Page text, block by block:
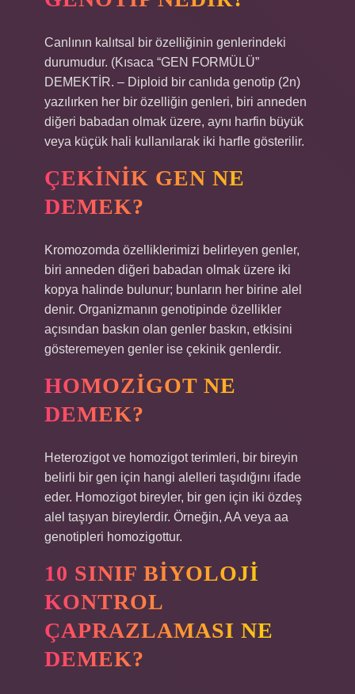
Canlının kalıtsal bir özelliğinin genlerindeki
durumudur. (Kısaca “GEN FORMÜLÜ”
DEMEKTİR. – Diploid bir canlıda genotip (2n)
yazılırken her bir özelliğin genleri, biri anneden
diğeri babadan olmak üzere, aynı harfin büyük
veya küçük hali kullanılarak iki harfle gösterilir.
ÇEKINIK GEN NE
DEMEK?
Kromozomda özelliklerimizi belirleyen genler,
biri anneden diğeri babadan olmak üzere iki
kopya halinde bulunur; bunların her birine alel
denir. Organizmanın genotipinde özellikler
açısından baskın olan genler baskın, etkisini
gösteremeyen genler ise çekinik genlerdir.
HOMOZIGOT NE
DEMEK?
Heterozigot ve homozigot terimleri, bir bireyin
belirli bir gen için hangi alelleri taşıdığını ifade
eder. Homozigot bireyler, bir gen için iki özdeş
alel taşıyan bireylerdir. Örneğin, AA veya aa
genotipleri homozigottur.
10 SINIF BIYOLOJI
KONTROL
ÇAPRAZLAMASI NE
DEMEK?